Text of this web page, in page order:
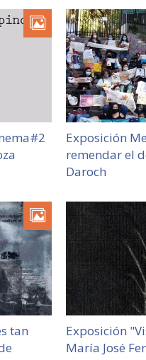
Exposición
remendar el
Daroch
tan
Exposición
María José